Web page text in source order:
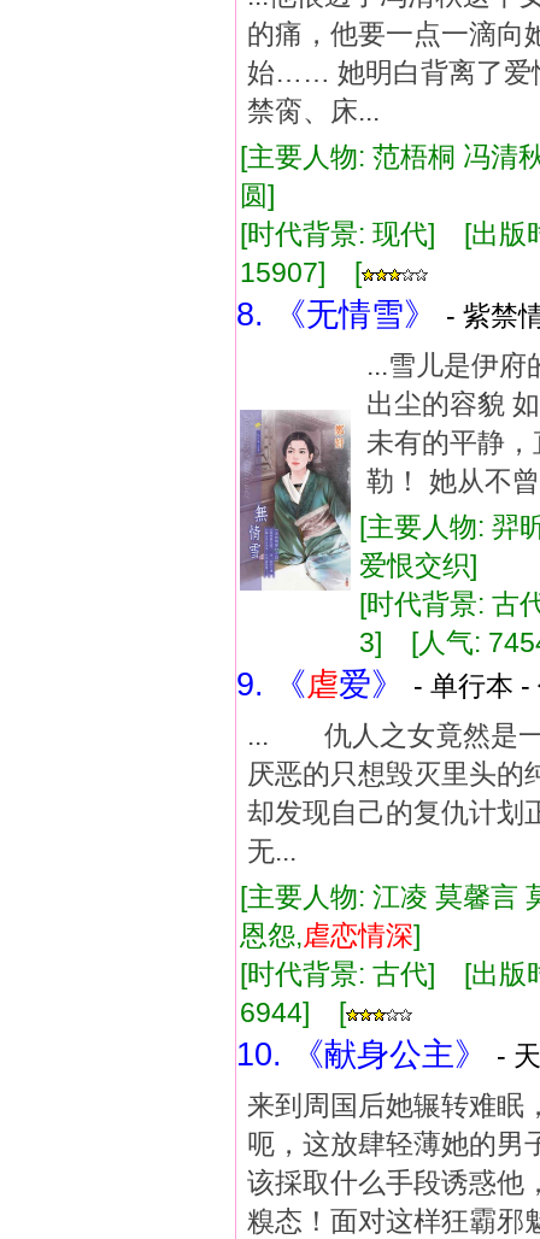
的痛，他要一点一滴向
始…… 她明白背离了爱
禁脔、床...
[主要人物: 范梧桐 冯
圆]
[时代背景: 现代] [出
15907] [
8. 《无情雪》
- 紫禁
...雪儿是伊府
出尘的容貌
未有的平静
勒！ 她从不
[主要人物:
爱恨交织]
[时代背景:
3] [人气:
9. 《虐爱》
- 单行本
... 仇人之女竟然是
厌恶的只想毁灭里
却发现自己的复仇计
无...
[主要人物: 江凌 莫馨
恩怨,虐恋情深]
[时代背景: 古代] [出
6944] [
10. 《献身公主》
-
来到周国后她辗转难眠
呃，这放肆轻薄她的男
该採取什么手段诱惑他
糗态！面对这样狂霸邪